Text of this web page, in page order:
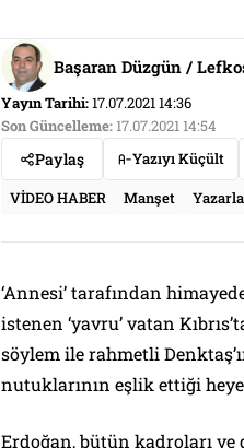
Başaran Düzgün /
Yayın Tarihi:17.07.2021 14:36
Son Güncelleme: 17.07.2021 14:54
Paylaş Yazıyı Küçült
VİDEO HABER
Manşet
‘Annesi’ tarafından
istenen ‘yavru’ vatan
söylem ile rahmetli
nutuklarının eşlik ettiği
Erdoğan, bütün kadroları